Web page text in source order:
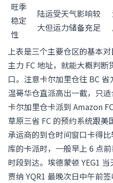
旺季
稳定
性
陆运受天气影响较
大但运力储备充足
上表是三个主要仓区的基本
主力 FC 地址，就能大概判
口。注意卡尔加里仓往 BC
温哥华仓直派高出一截，只适
卡尔加里仓卡派到 Amazon
草原三省 FC 的预约系统跟
承运商的到仓时间窗口卡得
库的卡派时，一般早上 6 点
时段到达。埃德蒙顿 YEG1
贾纳 YQR1 最晚次日中午前